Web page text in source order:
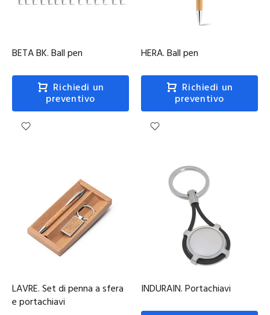
BETA BK. Ball pen
Richiedi un
preventivo
HERA. Ball pen
Richiedi un
preventivo
LAVRE. Set di penna a sfera
e portachiavi
INDURAIN. Portachiavi